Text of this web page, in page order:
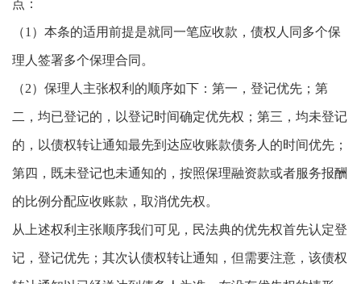
点：
（1）本条的适用前提是就同一笔应收款，债权人同多个保
理人签署多个保理合同。
（2）保理人主张权利的顺序如下：第一，登记优先；第
二，均已登记的，以登记时间确定优先权；第三，均未登记
的，以债权转让通知最先到达应收账款债务人的时间优先；
第四，既未登记也未通知的，按照保理融资款或者服务报酬
的比例分配应收账款，取消优先权。
从上述权利主张顺序我们可见，民法典的优先权首先认定登
记，登记优先；其次认债权转让通知，但需要注意，该债权